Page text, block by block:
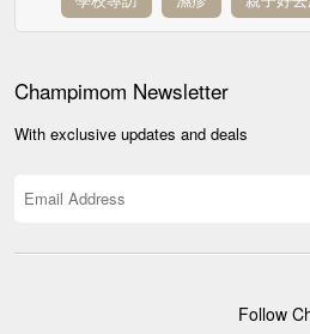
Champimom Newsletter
With exclusive updates and deals
Follow